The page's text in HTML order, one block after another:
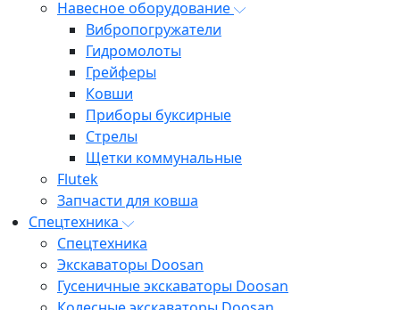
Навесное оборудование
Вибропогружатели
Гидромолоты
Грейферы
Ковши
Приборы буксирные
Стрелы
Щетки коммунальные
Flutek
Запчасти для ковша
Спецтехника
Спецтехника
Экскаваторы Doosan
Гусеничные экскаваторы Doosan